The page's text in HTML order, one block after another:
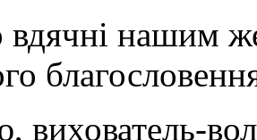
нашим
вихователь-